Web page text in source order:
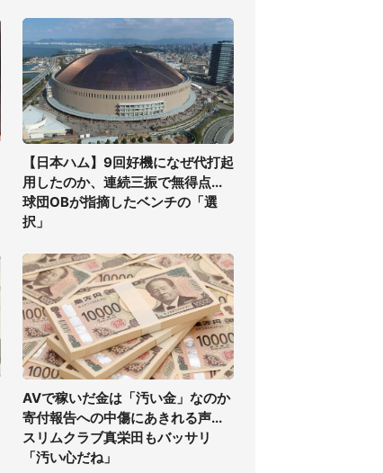
【日本ハム】9回好機になぜ代打起
用したのか、連続三振で無得点...
球団OBが指摘したベンチの「選
択」
AVで稼いだ金は「汚い金」なのか
寄付報告への中傷にあきれる声...
スリムクラブ真栄田もバッサリ
「汚い心だね」